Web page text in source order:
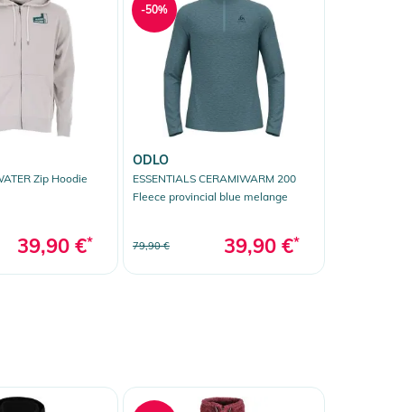
Zip Hoodie
39,90 €*
ODLO
ESSENTIALS CERAMIWARM 200
Fleece provincial blue melange
79,90 € 39,90 €*
-50%